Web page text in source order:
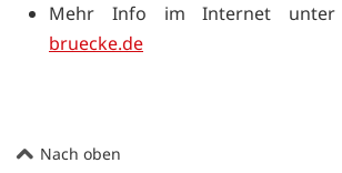
Mehr Info im Internet unter
bruecke.de
Nach oben